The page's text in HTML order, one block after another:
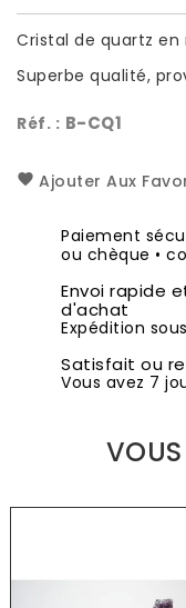
Cristal de quartz en
Superbe qualité,
Réf. : B-CQ1
Ajouter Aux
Paiement
ou chèque •
Envoi rapide
d'achat
Expédition
Satisfait ou
Vous avez 7